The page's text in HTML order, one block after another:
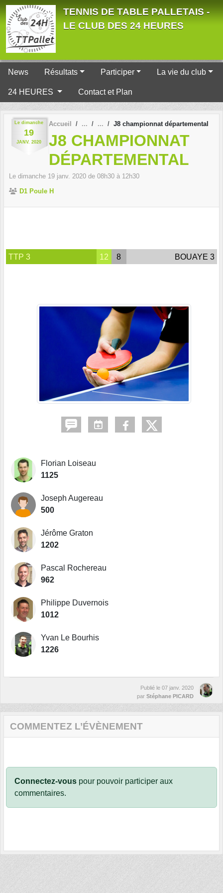
TENNIS DE TABLE PALLETAIS -
LE CLUB DES 24 HEURES
News Résultats Participer La vie du club
24 HEURES Contact et Plan
Le dimanche
19
JANV. 2020
Accueil J8 championnat départemental
J8 CHAMPIONNAT
DÉPARTEMENTAL
Le dimanche 19 janv. 2020 de 08h30 à 12h30
D1 Poule H
TTP 3 12 8 BOUAYE 3
Florian Loiseau
1125
Joseph Augereau
500
Jérôme Graton
1202
Pascal Rochereau
962
Philippe Duvernois
1012
Yvan Le Bourhis
1226
Publié le 07 janv. 2020
par Stéphane PICARD
COMMENTEZ L’ÉVÈNEMENT
Connectez-vous pour pouvoir participer aux
commentaires.
Panneau de gestion des cookies